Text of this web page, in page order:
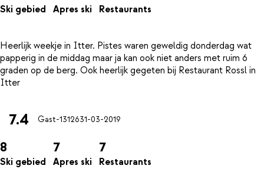
Ski gebied Apres ski Restaurants
Heerlijk weekje in Itter. Pistes waren geweldig donderdag wat
papperig in de middag maar ja kan ook niet anders met ruim 6
graden op de berg. Ook heerlijk gegeten bij Restaurant Rossl in
7.4 Gast-1312631-03-2019
8
Ski gebied
7
Apres ski
7
Restaurants